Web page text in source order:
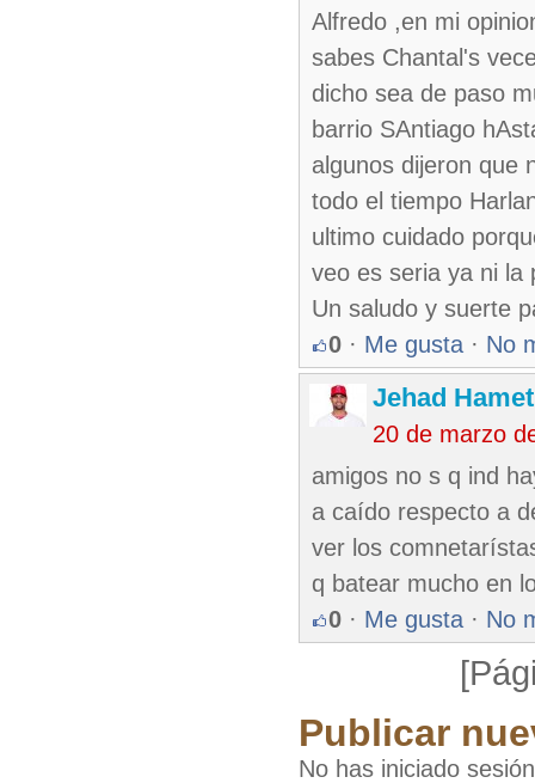
Alfredo ,en mi
sabes Chantal's
dicho sea de paso
barrio SAntiago
algunos dijeron que
todo el tiempo
ultimo cuidado
veo es seria ya ni la
Un saludo y suerte
0 · Me gusta · No
Jehad Hamet
20 de marzo
amigos no s q ind
a caído respecto a
ver los
q batear mucho en
0 · Me gusta · No
Publicar
No has iniciado